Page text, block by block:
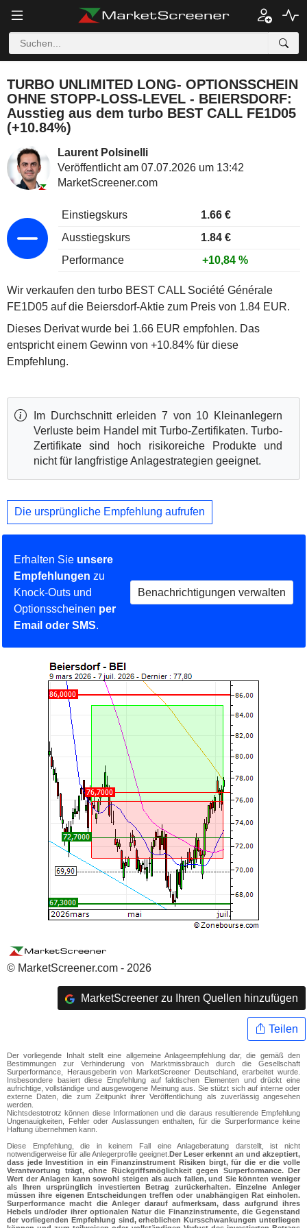
TURBO UNLIMITED LONG- OPTIONSSCHEIN
OHNE STOPP-LOSS-LEVEL - BEIERSDORF:
Ausstieg aus dem turbo BEST CALL FE1D05
(+10.84%)
Laurent Polsinelli
Veröffentlicht am 07.07.2026 um 13:42
MarketScreener.com
Einstiegskurs
1.66 €
Ausstiegskurs
1.84 €
Performance
+10,84 %
Wir verkaufen den turbo BEST CALL Société Générale
FE1D05 auf die Beiersdorf-Aktie zum Preis von 1.84 EUR.
Dieses Derivat wurde bei 1.66 EUR empfohlen. Das
entspricht einem Gewinn von +10.84% für diese
Empfehlung.
Im Durchschnitt erleiden 7 von 10 Kleinanlegern
Verluste beim Handel mit Turbo-Zertifikaten. Turbo-
Zertifikate sind hoch risikoreiche Produkte und
nicht für langfristige Anlagestrategien geeignet.
Die ursprüngliche Empfehlung aufrufen
Erhalten Sie unsere
Empfehlungen zu
Knock-Outs und
Optionsscheinen per
Email oder SMS.
Benachrichtigungen verwalten
© MarketScreener.com - 2026
MarketScreener zu Ihren Quellen hinzufügen
Teilen
Der vorliegende Inhalt stellt eine allgemeine Anlageempfehlung dar, die gemäß den
Bestimmungen zur Verhinderung von Marktmissbrauch durch die Gesellschaft
Surperformance, Herausgeberin von MarketScreener Deutschland, erarbeitet wurde.
Insbesondere basiert diese Empfehlung auf faktischen Elementen und drückt eine
aufrichtige, vollständige und ausgewogene Meinung aus. Sie stützt sich auf interne oder
externe Daten, die zum Zeitpunkt ihrer Veröffentlichung als zuverlässig angesehen
werden.
Nichtsdestotrotz können diese Informationen und die daraus resultierende Empfehlung
Ungenauigkeiten, Fehler oder Auslassungen enthalten, für die Surperformance keine
Haftung übernehmen kann.
Diese Empfehlung, die in keinem Fall eine Anlageberatung darstellt, ist nicht
notwendigerweise für alle Anlegerprofile geeignet. Der Leser erkennt an und akzeptiert,
dass jede Investition in ein Finanzinstrument Risiken birgt, für die er die volle
Verantwortung trägt, ohne Rückgriffsmöglichkeit gegen Surperformance. Der
Wert der Anlagen kann sowohl steigen als auch fallen, und Sie könnten weniger
als Ihren ursprünglich investierten Betrag zurückerhalten. Einzelne Anleger
müssen ihre eigenen Entscheidungen treffen oder unabhängigen Rat einholen.
Surperformance macht die Anleger darauf aufmerksam, dass aufgrund ihres
Hebels und/oder ihrer optionalen Natur die Finanzinstrumente, die Gegenstand
der vorliegenden Empfehlung sind, erheblichen Kursschwankungen unterliegen